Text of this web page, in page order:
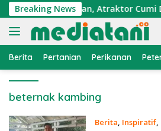
Langsung
ke
konten
Breaking News
Ekonomi Nelayan, Atraktor Cumi
Berita Pertanian Perikanan
beternak kambing
Berita, Inspiratif,